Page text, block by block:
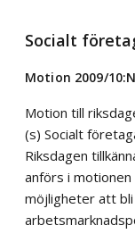
Socialt
Motion 2009/
Motion till
(s) Socialt
Riksdagen
anförs i
möjligheter att